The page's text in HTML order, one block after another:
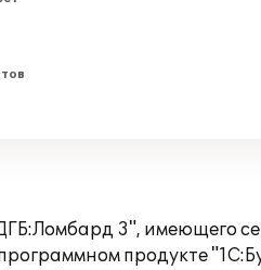
3", имеющего
продукте